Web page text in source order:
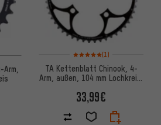
Bewertungen: 5 von 5
(1)
TA Kettenblatt Chinook, 4-
Arm, außen, 104 mm Lochkreis,
33,99€